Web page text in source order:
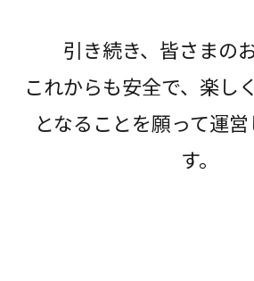
引き続き、皆さまの
これからも安全で、楽し
となることを願って運
す。